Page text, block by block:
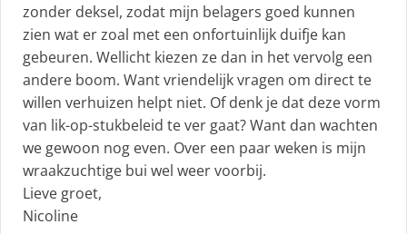
zonder deksel, zodat mijn belagers goed kunnen
zien wat er zoal met een onfortuinlijk duifje kan
gebeuren. Wellicht kiezen ze dan in het vervolg een
andere boom. Want vriendelijk vragen om direct te
willen verhuizen helpt niet. Of denk je dat deze vorm
van lik-op-stukbeleid te ver gaat? Want dan wachten
we gewoon nog even. Over een paar weken is mijn
wraakzuchtige bui wel weer voorbij.
Lieve groet,
Nicoline